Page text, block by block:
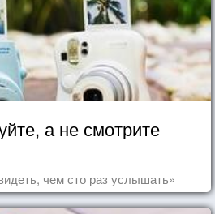
а не смотрите
чем сто раз услышать»